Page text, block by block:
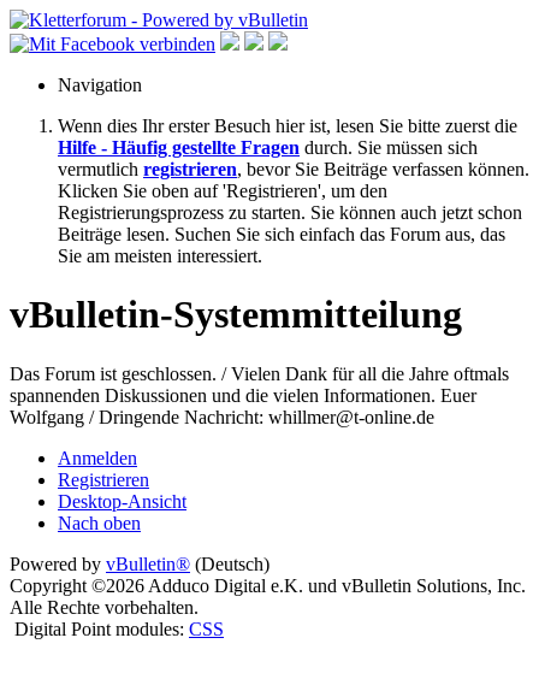
Navigation
Wenn dies Ihr erster Besuch hier ist, lesen Sie bitte zuerst die
Hilfe - Häufig gestellte Fragen durch. Sie müssen sich
vermutlich registrieren, bevor Sie Beiträge verfassen können.
Klicken Sie oben auf 'Registrieren', um den
Registrierungsprozess zu starten. Sie können auch jetzt schon
Beiträge lesen. Suchen Sie sich einfach das Forum aus, das
Sie am meisten interessiert.
vBulletin-Systemmitteilung
Das Forum ist geschlossen. / Vielen Dank für all die Jahre oftmals
spannenden Diskussionen und die vielen Informationen. Euer
Wolfgang / Dringende Nachricht: whillmer@t-online.de
Anmelden
Registrieren
Desktop-Ansicht
Nach oben
Powered by vBulletin® (Deutsch)
Copyright ©2026 Adduco Digital e.K. und vBulletin Solutions, Inc.
Alle Rechte vorbehalten.
Digital Point modules: CSS